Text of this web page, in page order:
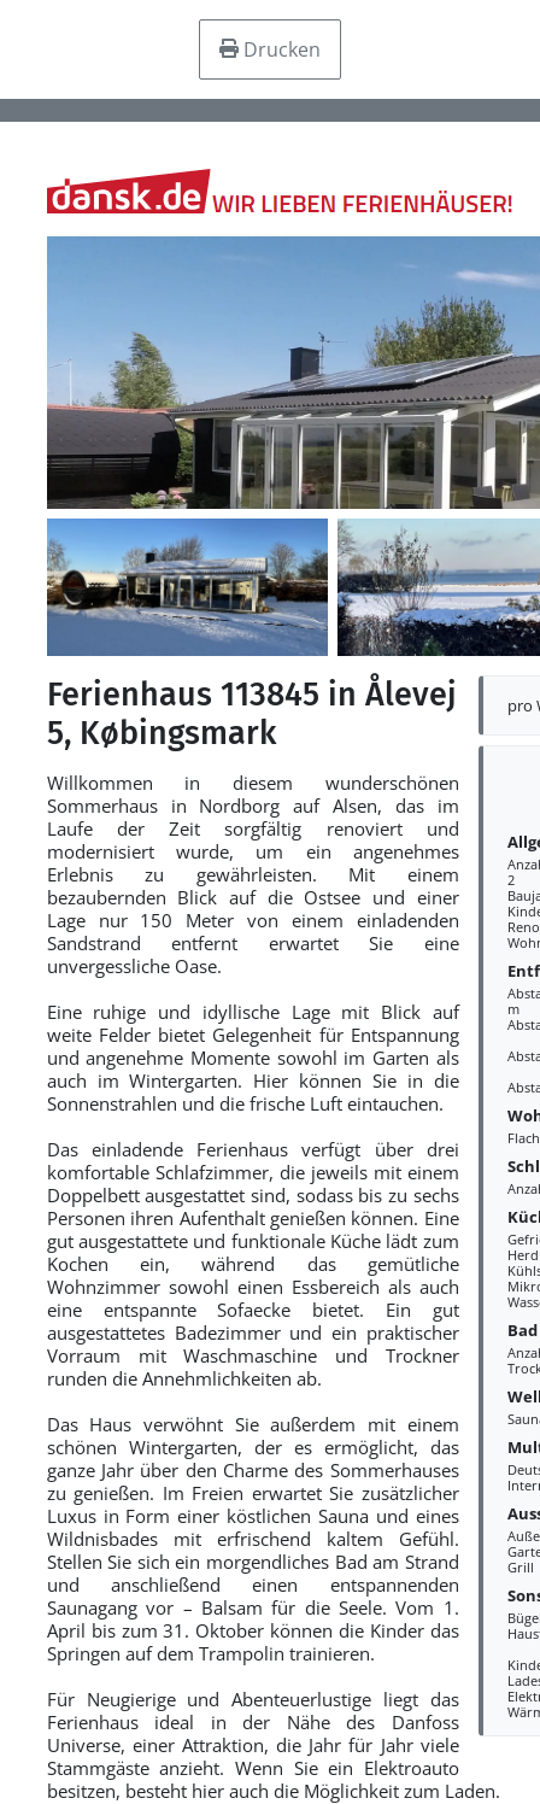
Drucken
pro
2
m
Herd
Bad
Grill
Ferienhaus 113845 in Ålevej
5, Købingsmark
Willkommen in diesem wunderschönen
Sommerhaus in Nordborg auf Alsen, das im
Laufe der Zeit sorgfältig renoviert und
modernisiert wurde, um ein angenehmes
Erlebnis zu gewährleisten. Mit einem
bezaubernden Blick auf die Ostsee und einer
Lage nur 150 Meter von einem einladenden
Sandstrand entfernt erwartet Sie eine
unvergessliche Oase.
Eine ruhige und idyllische Lage mit Blick auf
weite Felder bietet Gelegenheit für Entspannung
und angenehme Momente sowohl im Garten als
auch im Wintergarten. Hier können Sie in die
Sonnenstrahlen und die frische Luft eintauchen.
Das einladende Ferienhaus verfügt über drei
komfortable Schlafzimmer, die jeweils mit einem
Doppelbett ausgestattet sind, sodass bis zu sechs
Personen ihren Aufenthalt genießen können. Eine
gut ausgestattete und funktionale Küche lädt zum
Kochen ein, während das gemütliche
Wohnzimmer sowohl einen Essbereich als auch
eine entspannte Sofaecke bietet. Ein gut
ausgestattetes Badezimmer und ein praktischer
Vorraum mit Waschmaschine und Trockner
runden die Annehmlichkeiten ab.
Das Haus verwöhnt Sie außerdem mit einem
schönen Wintergarten, der es ermöglicht, das
ganze Jahr über den Charme des Sommerhauses
zu genießen. Im Freien erwartet Sie zusätzlicher
Luxus in Form einer köstlichen Sauna und eines
Wildnisbades mit erfrischend kaltem Gefühl.
Stellen Sie sich ein morgendliches Bad am Strand
und anschließend einen entspannenden
Saunagang vor – Balsam für die Seele. Vom 1.
April bis zum 31. Oktober können die Kinder das
Springen auf dem Trampolin trainieren.
Für Neugierige und Abenteuerlustige liegt das
Ferienhaus ideal in der Nähe des Danfoss
Universe, einer Attraktion, die Jahr für Jahr viele
Stammgäste anzieht. Wenn Sie ein Elektroauto
besitzen, besteht hier auch die Möglichkeit zum Laden.